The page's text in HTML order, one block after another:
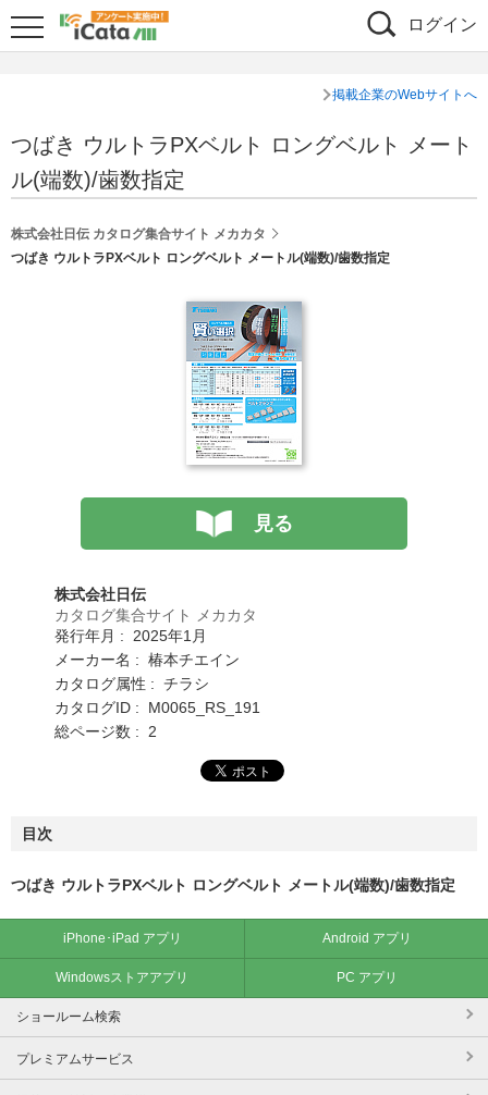
ログイン
掲載企業のWebサイトへ
つばき ウルトラPXベルト ロングベルト メート
ル(端数)/歯数指定
株式会社日伝 カタログ集合サイト メカカタ
つばき ウルトラPXベルト ロングベルト メートル(端数)/歯数指定
見る
株式会社日伝
カタログ集合サイト メカカタ
発行年月 : 2025年1月
メーカー名 : 椿本チエイン
カタログ属性 : チラシ
カタログID : M0065_RS_191
総ページ数 : 2
目次
つばき ウルトラPXベルト ロングベルト メートル(端数)/歯数指定
iPhone･iPad アプリ Android アプリ
Windowsストアアプリ PC アプリ
ショールーム検索
プレミアムサービス